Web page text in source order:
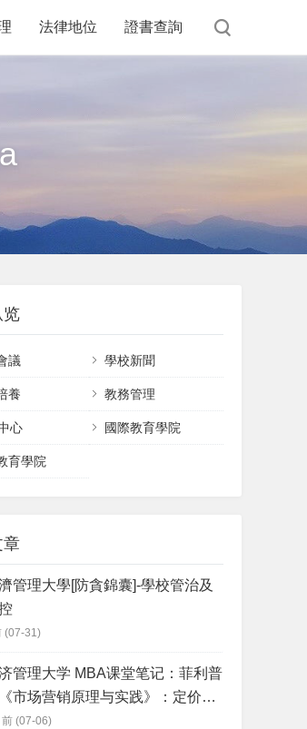
法律地位 證書查詢
览
議
課件下載
學校新聞
養 教務管理
心 國際教育學院
育學院
章
管理大學[防貪錦囊]-學校管治及
(07-31)
管理大学 MBA课堂笔记：菲利普
市场营销原理与实践》：定价：
得顾客价值
前 (07-06)